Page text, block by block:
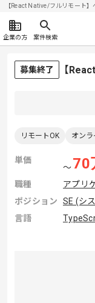
【React Native/フルリモート
企業の方 案件検索
募集終了 【
リモートOK オンラ
単価
〜70
職種
アプリ
ポジション
SE (シ
言語